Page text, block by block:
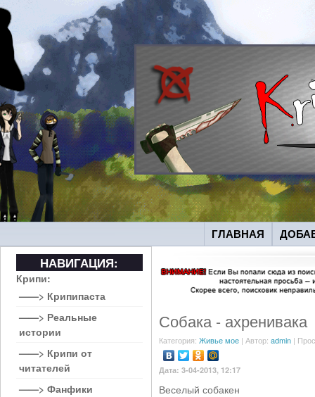
ГЛАВНАЯ
Собака - ахренивака
Категория: Живье мое | Автор: admin |
Дата: 3-04-2013, 12:17
Веселый собакен
НАВИГАЦИЯ:
Крипи:
——> Крипипаста
——> Реальные
истории
——> Крипи от
читателей
——> Фанфики